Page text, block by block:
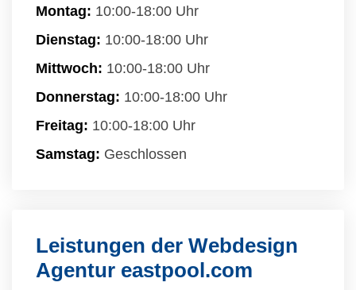
Montag: 10:00-18:00 Uhr
Dienstag: 10:00-18:00 Uhr
Mittwoch: 10:00-18:00 Uhr
Donnerstag: 10:00-18:00 Uhr
Freitag: 10:00-18:00 Uhr
Samstag: Geschlossen
Leistungen der Webdesign
Agentur eastpool.com